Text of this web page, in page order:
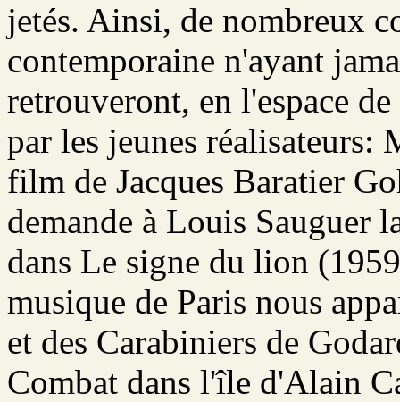
jetés. Ainsi, de nombreux
contemporaine n'ayant
retrouveront, en l'espace
par les jeunes réalisateurs:
film de Jacques Baratier
demande à Louis Sauguer
dans Le signe du lion
musique de Paris nous
et des Carabiniers de
Combat dans l'île d'Alain